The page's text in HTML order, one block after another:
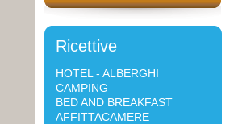
Ricettive
HOTEL - ALBERGHI
CAMPING
BED AND BREAKFAST
AFFITTACAMERE